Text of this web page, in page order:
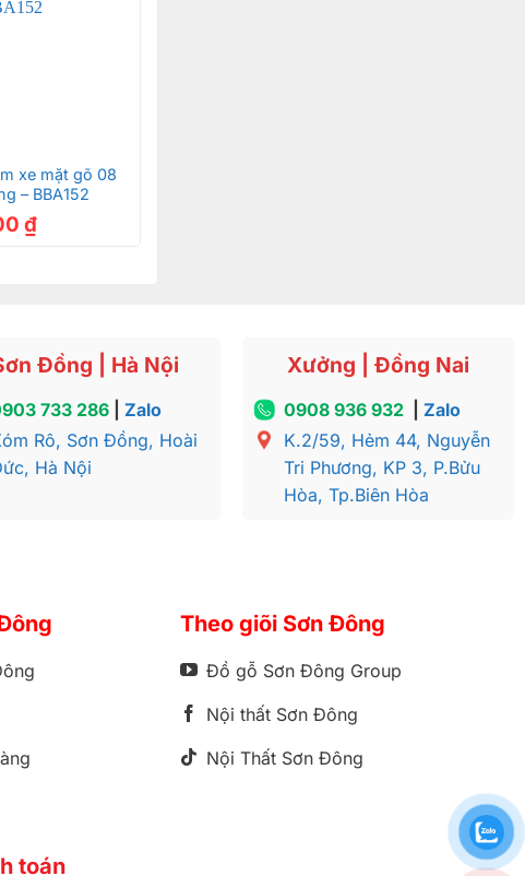
xe mặt gõ 08
– BBA152
₫
Đồng | Hà Nội
733 286 |Zalo
Rô, Sơn Đồng, Hoài
Hà Nội
Xưởng | Đồng Nai
0908 936 932
Zalo
K.2/59, Hẻm 44, Nguyễn
Tri Phương, KP 3, P.Bửu
Hòa, Tp.Biên Hòa
Theo giõi Sơn Đông
Đồ gỗ Sơn Đông Group
Nội thất Sơn Đông
Nội Thất Sơn Đông
toán